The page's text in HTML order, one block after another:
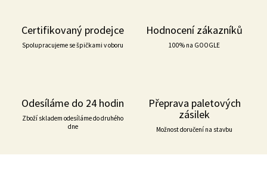
Certifikovaný prodejce
Spolupracujeme se špičkami v oboru
Hodnocení zákazníků
100% na GOOGLE
Odesíláme do 24 hodin
Zboží skladem odesíláme do druhého
dne
Přeprava paletových
zásilek
Možnost doručení na stavbu